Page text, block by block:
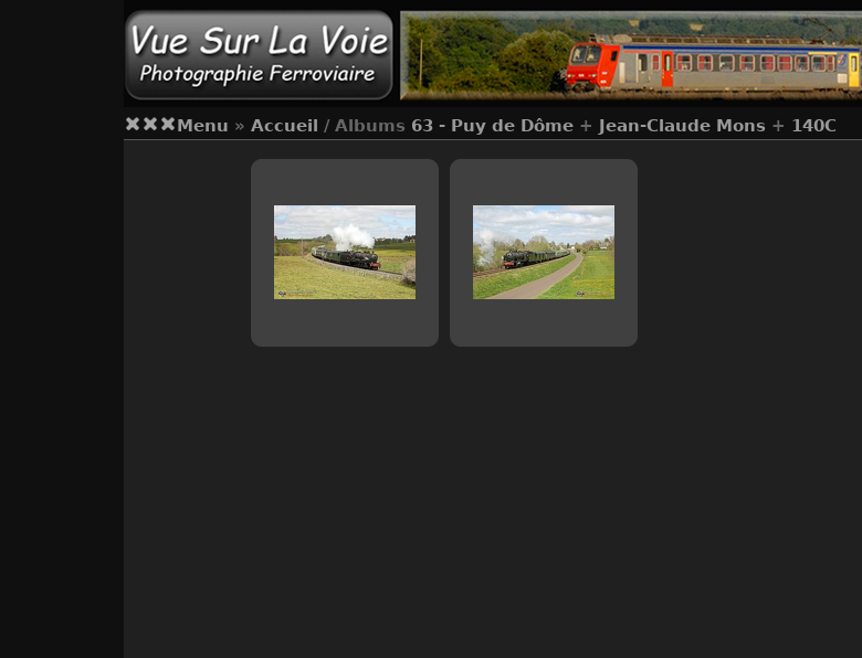
Menu » Accueil / Albums 63 - Puy de Dôme + Jean-Claude Mons + 140C